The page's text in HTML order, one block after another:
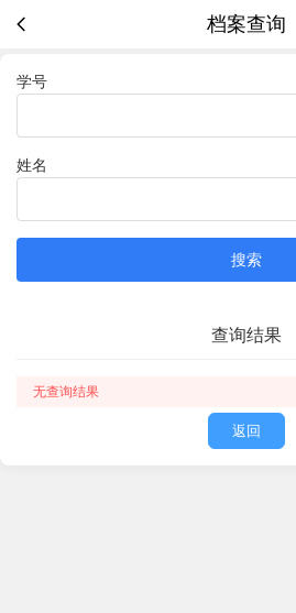
档案查询
学号
姓名
搜索
查询结果
无查询结果
返回